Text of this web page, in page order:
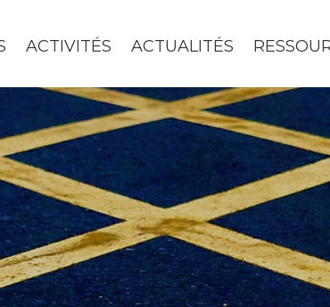
ACTIVITÉS ACTUALITÉS